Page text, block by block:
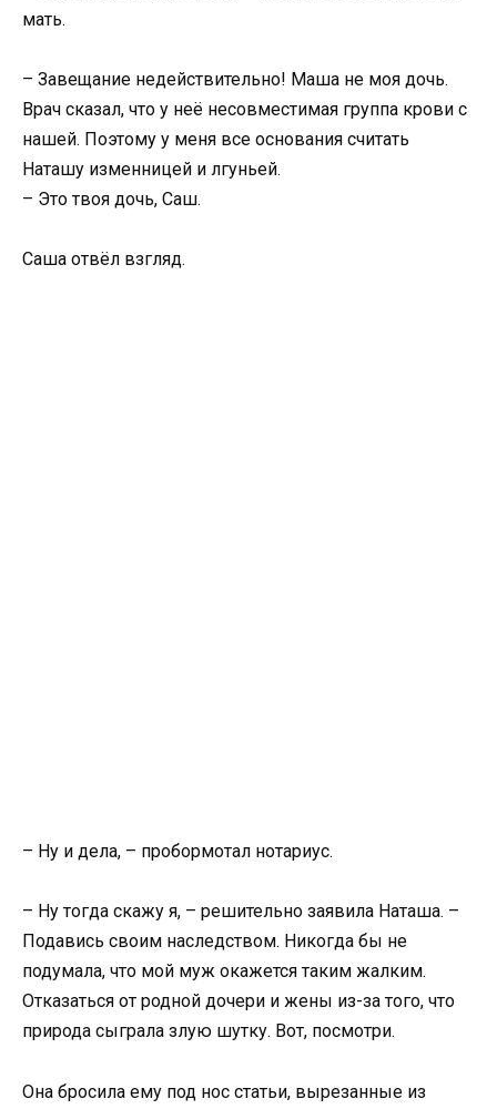
мать.
– Завещание недействительно! Маша не моя дочь.
Врач сказал, что у неё несовместимая группа крови с
нашей. Поэтому у меня все основания считать
Наташу изменницей и лгуньей.
– Это твоя дочь, Саш.
Саша отвёл взгляд.
– Ну и дела, – пробормотал нотариус.
– Ну тогда скажу я, – решительно заявила Наташа. –
Подавись своим наследством. Никогда бы не
подумала, что мой муж окажется таким жалким.
Отказаться от родной дочери и жены из-за того, что
природа сыграла злую шутку. Вот, посмотри.
Она бросила ему под нос статьи, вырезанные из